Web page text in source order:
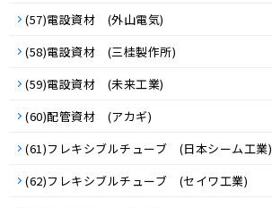
(57)電設資材 (外山電気)
(58)電設資材 (三桂製作所)
(59)電設資材 (未来工業)
(60)配管資材 (アカギ)
(61)フレキシブルチューブ (日本シーム工業)
(62)フレキシブルチューブ (セイワ工業)